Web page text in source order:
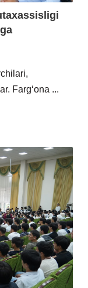
Farg‘ona ...